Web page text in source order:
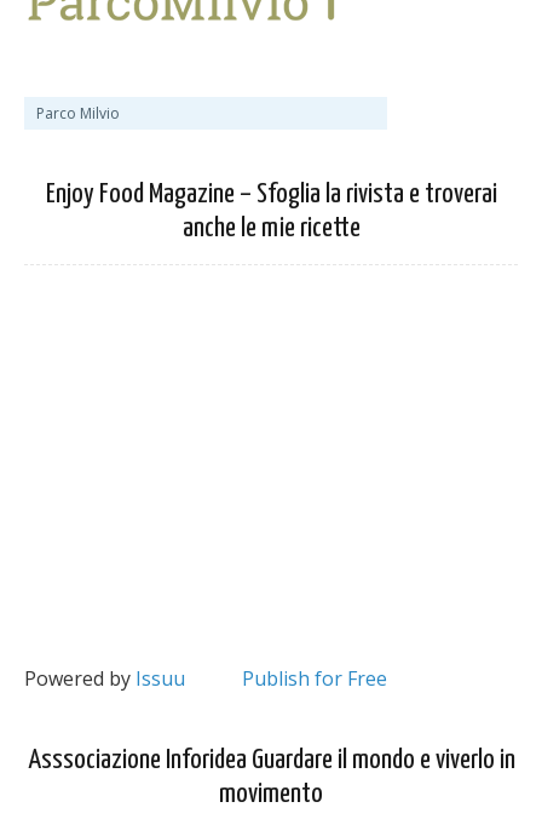
Parco Milvio
Enjoy Food Magazine – Sfoglia la rivista e troverai
anche le mie ricette
Powered by Issuu Publish for Free
Asssociazione Inforidea Guardare il mondo e viverlo in
movimento